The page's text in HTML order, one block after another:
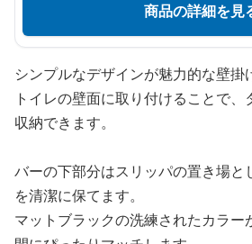
商品の詳細を見
シンプルなデザインが魅力的な壁掛
トイレの壁面に取り付けることで、
収納できます。
バーの下部分はスリッパの置き場と
を清潔に保てます。
マットブラックの洗練されたカラー